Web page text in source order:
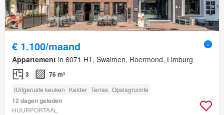
€ 1.100/maand
Appartement in 6071 HT, Swalmen, Roermond, Limburg
3 76 m²
IUitgeruste keuken Kelder Terras Opslagruimte
12 dagen geleden
HUURPORTAAL